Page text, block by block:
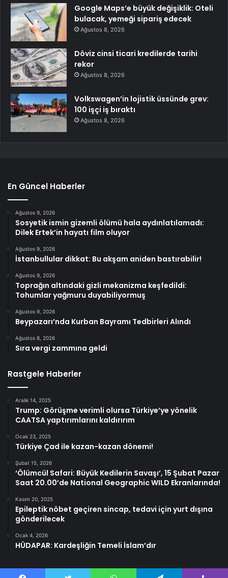
Google Maps’e büyük değişiklik: Oteli
bulacak, yemeği sipariş edecek
Ağustos 8, 2026
Döviz cinsi ticari kredilerde tarihi
rekor
Ağustos 8, 2026
Volkswagen’in lojistik üssünde grev:
100 işçi iş bıraktı
Ağustos 8, 2026
En Güncel Haberler
Ağustos 9, 2026
Sosyetik ismin gizemli ölümü hala aydınlatılamadı:
Dilek Ertek’in hayatı film oluyor
Ağustos 9, 2026
İstanbullular dikkat: Bu akşam aniden bastırabilir!
Ağustos 9, 2026
Toprağın altındaki gizli mekanizma keşfedildi:
Tohumlar yağmuru duyabiliyormuş
Ağustos 9, 2026
Beypazarı’nda Kurban Bayramı Tedbirleri Alındı
Ağustos 8, 2026
Sıra vergi zammına geldi
Rastgele Haberler
Aralık 14, 2025
Trump: Görüşme verimli olursa Türkiye’ye yönelik
CAATSA yaptırımlarını kaldırırım
Ocak 23, 2025
Türkiye Çad ile kazan-kazan dönemi!
Şubat 15, 2026
‘Ölümcül Safari: Büyük Kedilerin Savaşı’, 15 Şubat Pazar
Saat 20.00’de National Geographic WILD Ekranlarında!
Kasım 20, 2025
Epileptik nöbet geçiren sincap, tedavi için yurt dışına
gönderilecek
Ocak 4, 2026
HÜDAPAR: Kardeşliğin Temeli İslam’dır